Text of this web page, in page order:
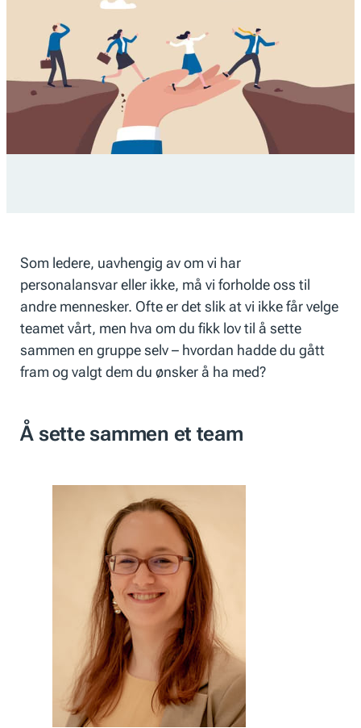
Som ledere, uavhengig av om vi har
personalansvar eller ikke, må vi forholde oss til
andre mennesker. Ofte er det slik at vi ikke får velge
teamet vårt, men hva om du fikk lov til å sette
sammen en gruppe selv – hvordan hadde du gått
fram og valgt dem du ønsker å ha med?
Å sette sammen et team